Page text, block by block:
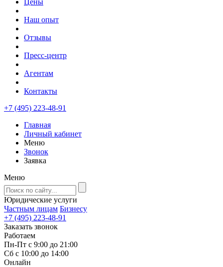
Цены
Наш опыт
Отзывы
Пресс-центр
Агентам
Контакты
+7 (495) 223-48-91
Главная
Личный кабинет
Меню
Звонок
Заявка
Меню
Юридические услуги
Частным лицам Бизнесу
+7 (495) 223-48-91
Заказать звонок
Работаем
Пн-Пт с 9:00 до 21:00
Сб с 10:00 до 14:00
Онлайн